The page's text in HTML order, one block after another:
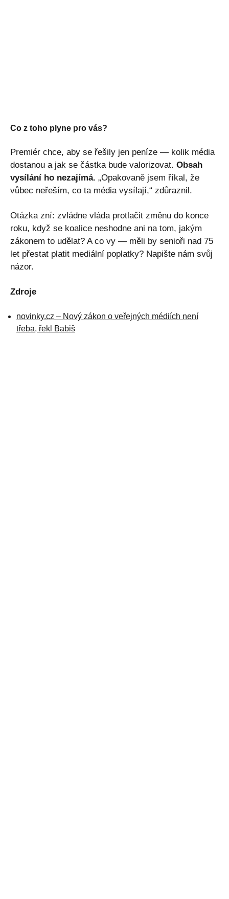
Co z toho plyne pro vás?
Premiér chce, aby se řešily jen peníze — kolik média
dostanou a jak se částka bude valorizovat. Obsah
vysílání ho nezajímá. „Opakovaně jsem říkal, že
vůbec neřeším, co ta média vysílají,“ zdůraznil.
Otázka zní: zvládne vláda protlačit změnu do konce
roku, když se koalice neshodne ani na tom, jakým
zákonem to udělat? A co vy — měli by senioři nad 75
let přestat platit mediální poplatky? Napište nám svůj
názor.
Zdroje
novinky.cz – Nový zákon o veřejných médiích není
třeba, řekl Babiš